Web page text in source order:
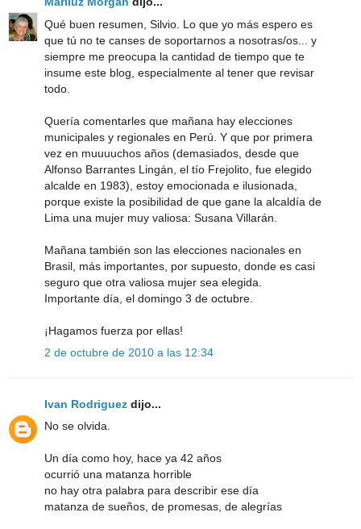
Qué buen resumen, Silvio. Lo que yo más espero es
que tú no te canses de soportarnos a nosotras/os... y
siempre me preocupa la cantidad de tiempo que te
insume este blog, especialmente al tener que revisar
todo.
Quería comentarles que mañana hay elecciones
municipales y regionales en Perú. Y que por primera
vez en muuuuchos años (demasiados, desde que
Alfonso Barrantes Lingán, el tío Frejolito, fue elegido
alcalde en 1983), estoy emocionada e ilusionada,
porque existe la posibilidad de que gane la alcaldía de
Lima una mujer muy valiosa: Susana Villarán.
Mañana también son las elecciones nacionales en
Brasil, más importantes, por supuesto, donde es casi
seguro que otra valiosa mujer sea elegida.
Importante día, el domingo 3 de octubre.
¡Hagamos fuerza por ellas!
2 de octubre de 2010 a las 12:34
Ivan Rodriguez dijo...
No se olvida.
Un día como hoy, hace ya 42 años
ocurrió una matanza horrible
no hay otra palabra para describir ese día
matanza de sueños, de promesas, de alegrías